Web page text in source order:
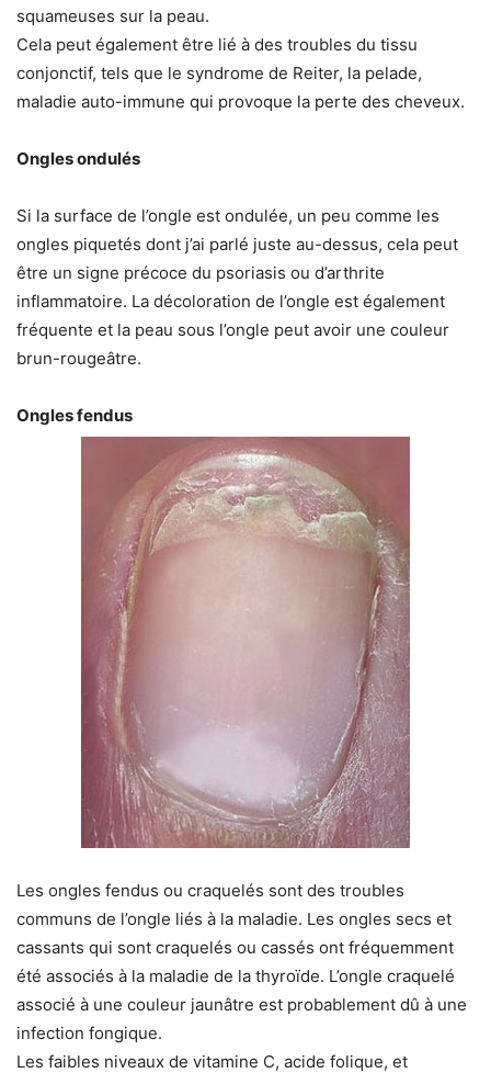
squameuses sur la peau.
Cela peut également être lié à des troubles du tissu
conjonctif, tels que le syndrome de Reiter, la pelade,
maladie auto-immune qui provoque la perte des cheveux.
Ongles ondulés
Si la surface de l’ongle est ondulée, un peu comme les
ongles piquetés dont j’ai parlé juste au-dessus, cela peut
être un signe précoce du psoriasis ou d’arthrite
inflammatoire. La décoloration de l’ongle est également
fréquente et la peau sous l’ongle peut avoir une couleur
brun-rougeâtre.
Ongles fendus
Les ongles fendus ou craquelés sont des troubles
communs de l’ongle liés à la maladie. Les ongles secs et
cassants qui sont craquelés ou cassés ont fréquemment
été associés à la maladie de la thyroïde. L’ongle craquelé
associé à une couleur jaunâtre est probablement dû à une
infection fongique.
Les faibles niveaux de vitamine C, acide folique, et